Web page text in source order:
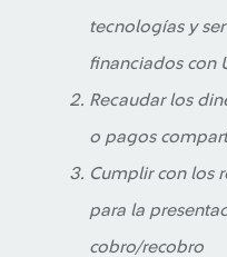
tecnologías y
financiados con
Recaudar los
o pagos
Cumplir con los
para la
cobro/recobro